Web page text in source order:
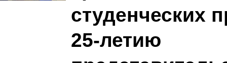
студенческих
25-летию